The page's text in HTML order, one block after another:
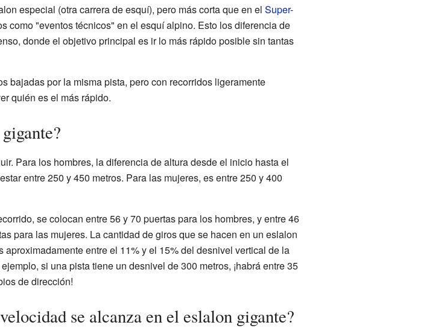
especial (otra carrera de esquí), pero más corta que en el Super-
como "eventos técnicos" en el esquí alpino. Esto los diferencia de
donde el objetivo principal es ir lo más rápido posible sin tantas
bajadas por la misma pista, pero con recorridos ligeramente
quién es el más rápido.
Para los hombres, la diferencia de altura desde el inicio hasta el
entre 250 y 450 metros. Para las mujeres, es entre 250 y 400
se colocan entre 56 y 70 puertas para los hombres, y entre 46
para las mujeres. La cantidad de giros que se hacen en un eslalon
aproximadamente entre el 11% y el 15% del desnivel vertical de la
si una pista tiene un desnivel de 300 metros, ¡habrá entre 35
de dirección!
se alcanza en el eslalon gigante?